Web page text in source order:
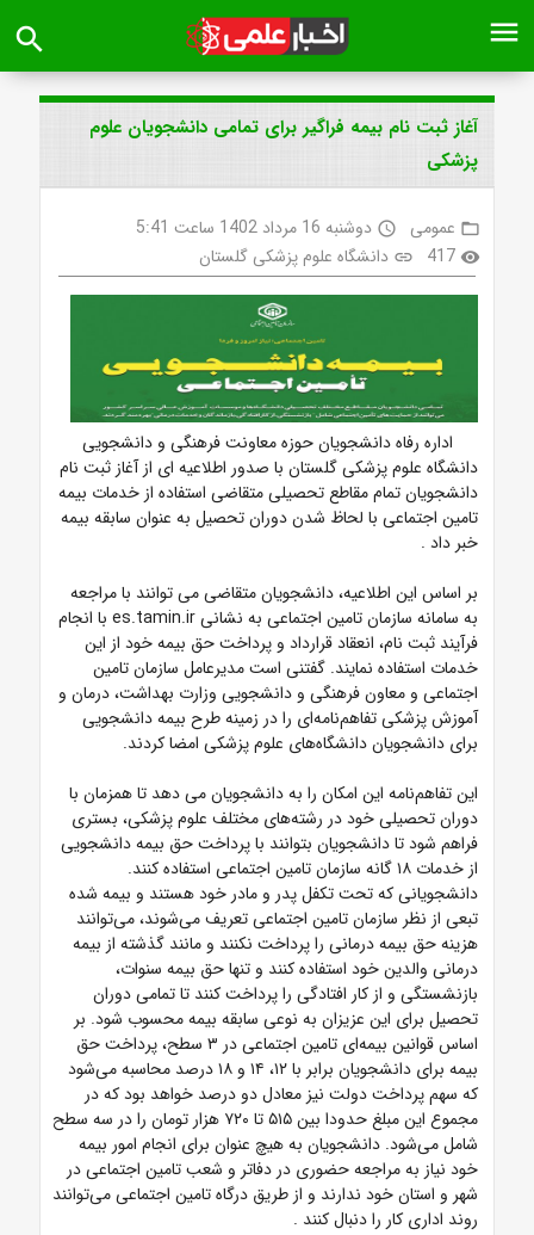
menu
search
آغاز ثبت نام بیمه فراگیر برای تمامی دانشجویان علوم
پزشکی
folder_open عمومی access_time دوشنبه 16 مرداد 1402 ساعت 5:41
visibility
417
link دانشگاه علوم پزشکی گلستان
اداره رفاه دانشجویان حوزه معاونت فرهنگی و دانشجویی
دانشگاه علوم پزشکی گلستان با صدور اطلاعیه ای از آغاز ثبت نام
دانشجویان تمام مقاطع تحصیلی متقاضی استفاده از خدمات بیمه
تامین اجتماعی با لحاظ شدن دوران تحصیل به عنوان سابقه بیمه
خبر داد .
بر اساس این اطلاعیه، دانشجویان متقاضی می توانند با مراجعه
به سامانه سازمان تامین اجتماعی به نشانیes.tamin.ir با انجام
فرآیند ثبت نام، انعقاد قرارداد و پرداخت حق بیمه خود از این
خدمات استفاده نمایند. گفتنی است مدیرعامل سازمان تامین‌
اجتماعی و معاون فرهنگی و دانشجویی وزارت بهداشت، درمان و
آموزش پزشکی تفاهم‌نامه‌ای را در زمینه طرح بیمه دانشجویی
برای دانشجویان دانشگاه‌های علوم پزشکی امضا کردند.
این تفاهم‌نامه این امکان را به دانشجویان می دهد تا همزمان با
دوران تحصیلی خود در رشته‌های مختلف علوم پزشکی، بستری
فراهم شود تا دانشجویان بتوانند با پرداخت حق بیمه دانشجویی
از خدمات ۱۸ گانه سازمان تامین اجتماعی استفاده کنند.
دانشجویانی که تحت تکفل پدر و مادر خود هستند و بیمه شده
تبعی از نظر سازمان تامین اجتماعی تعریف می‌شوند، می‌توانند
هزینه حق بیمه درمانی را پرداخت نکنند و مانند گذشته از بیمه
درمانی والدین خود استفاده کنند و تنها حق بیمه سنوات،
بازنشستگی و از کار افتادگی را پرداخت کنند تا تمامی دوران
تحصیل برای این عزیزان به نوعی سابقه بیمه محسوب شود. بر
اساس قوانین بیمه‌ای تامین اجتماعی در ۳ سطح، پرداخت حق
بیمه برای دانشجویان برابر با ۱۲، ۱۴ و ۱۸ درصد محاسبه می‌شود
که سهم پرداخت دولت نیز معادل دو درصد خواهد بود که در
مجموع این مبلغ حدودا بین ۵۱۵ تا ۷۲۰ هزار تومان را در سه سطح
شامل می‌شود. دانشجویان به هیچ عنوان برای انجام امور بیمه
خود نیاز به مراجعه حضوری در دفاتر و شعب تامین اجتماعی در
شهر و استان خود ندارند و از طریق درگاه تامین اجتماعی می‌توانند
روند اداری کار را دنبال کنند .